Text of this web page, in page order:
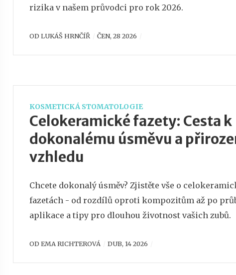
rizika v našem průvodci pro rok 2026.
OD LUKÁŠ HRNČÍŘ ČEN, 28 2026
KOSMETICKÁ STOMATOLOGIE
Celokeramické fazety: Cesta k
dokonalému úsměvu a
vzhledu
Chcete dokonalý úsměv? Zjistěte vše o
fazetách - od rozdílů oproti kompozitům až po
aplikace a tipy pro dlouhou životnost vašich zubů.
OD EMA RICHTEROVÁ DUB, 14 2026